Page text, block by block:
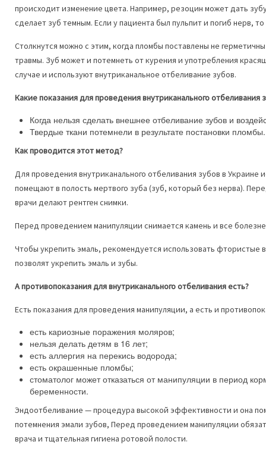
происходит изменение цвета. Например, резоцин может дать
сделает зуб темным. Если у пациента был пульпит и погиб нерв,
Столкнутся можно с этим, когда пломбы поставлены не
травмы. Зуб может и потемнеть от курения и употребления
случае и используют внутриканальное отбеливание зубов.
Какие показания для проведения внутриканального отбеливания
Когда нельзя сделать внешнее отбеливание зубов и
Твердые ткани потемнели в результате постановки пломбы.
Как проводится этот метод?
Для проведения внутриканального отбеливания зубов в Украине
помещают в полость мертвого зуба (зуб, который без нерва).
врачи делают рентген снимки.
Перед проведением манипуляции снимается камень и все
Чтобы укрепить эмаль, рекомендуется использовать фтористые
позволят укрепить эмаль и зубы.
А противопоказания для внутриканального отбеливания есть?
Есть показания для проведения манипуляции, а есть и
есть кариозные поражения моляров;
нельзя делать детям в 16 лет;
есть аллергия на перекись водорода;
есть окрашенные пломбы;
стоматолог может отказаться от манипуляции в период
беременности.
Эндоотбеливание — процедура высокой эффективности и она
потемнения эмали зубов, Перед проведением манипуляции
врача и тщательная гигиена ротовой полости.